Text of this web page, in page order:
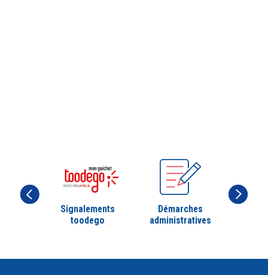
Signalements
toodego
Démarches
administratives